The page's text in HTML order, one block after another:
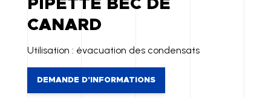
PIPETTE BEC DE
CANARD
Utilisation : évacuation des condensats
DEMANDE D'INFORMATIONS